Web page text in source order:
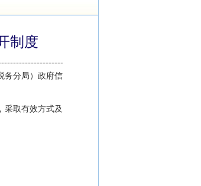
制度
务分局 ）政府信
采取有效方式及